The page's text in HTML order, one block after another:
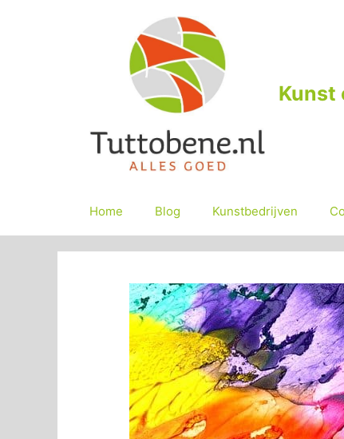
Kunst
Home Blog Kunstbedrijven